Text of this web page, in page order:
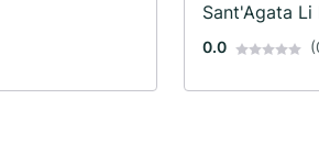
Sant'Agata Li
0.0